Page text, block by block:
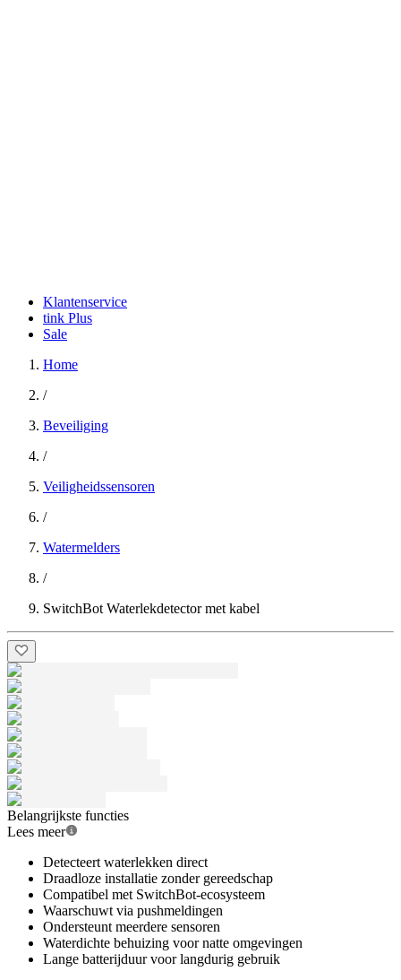
Klantenservice
tink Plus
Sale
Home
/
Beveiliging
/
Veiligheidssensoren
/
Watermelders
/
SwitchBot Waterlekdetector met kabel
Belangrijkste functies
Lees meer
Detecteert waterlekken direct
Draadloze installatie zonder gereedschap
Compatibel met SwitchBot-ecosysteem
Waarschuwt via pushmeldingen
Ondersteunt meerdere sensoren
Waterdichte behuizing voor natte omgevingen
Lange batterijduur voor langdurig gebruik